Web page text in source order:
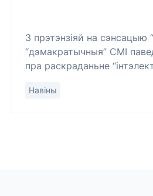
З прэтэнзіяй на сэнсацыю
“дэмакратычныя” СМІ
пра раскраданьне
Інфармацыя павінна
Навіны